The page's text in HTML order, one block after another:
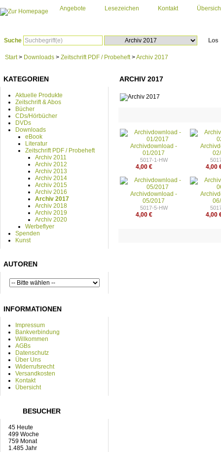
Angebote Lesezeichen Kontakt
Suche Los
Start> Downloads > Zeitschrift PDF / Probeheft>Archiv 2017
KATEGORIEN
Aktuelle Produkte
Zeitschrift & Abos
Bücher
CDs/Hörbücher
DVDs
Downloads
eBook
Literatur
Zeitschrift PDF / Probeheft
Archiv 2011
Archiv 2012
Archiv 2013
Archiv 2014
Archiv 2015
Archiv 2016
Archiv 2017
Archiv 2018
Archiv 2019
Archiv 2020
Werbeflyer
Spenden
Kunst
AUTOREN
INFORMATIONEN
Impressum
Bankverbindung
Willkommen
AGBs
Datenschutz
Über Uns
Widerrufsrecht
Versandkosten
Kontakt
Übersicht
BESUCHER
45 Heute
499 Woche
759 Monat
1.485 Jahr
ARCHIV 2017
Archivdownload -
01/2017
5017-1-HW
4,00 € 4,00
Archivdownload -
05/2017
5017-5-HW
4,00 € 4,00